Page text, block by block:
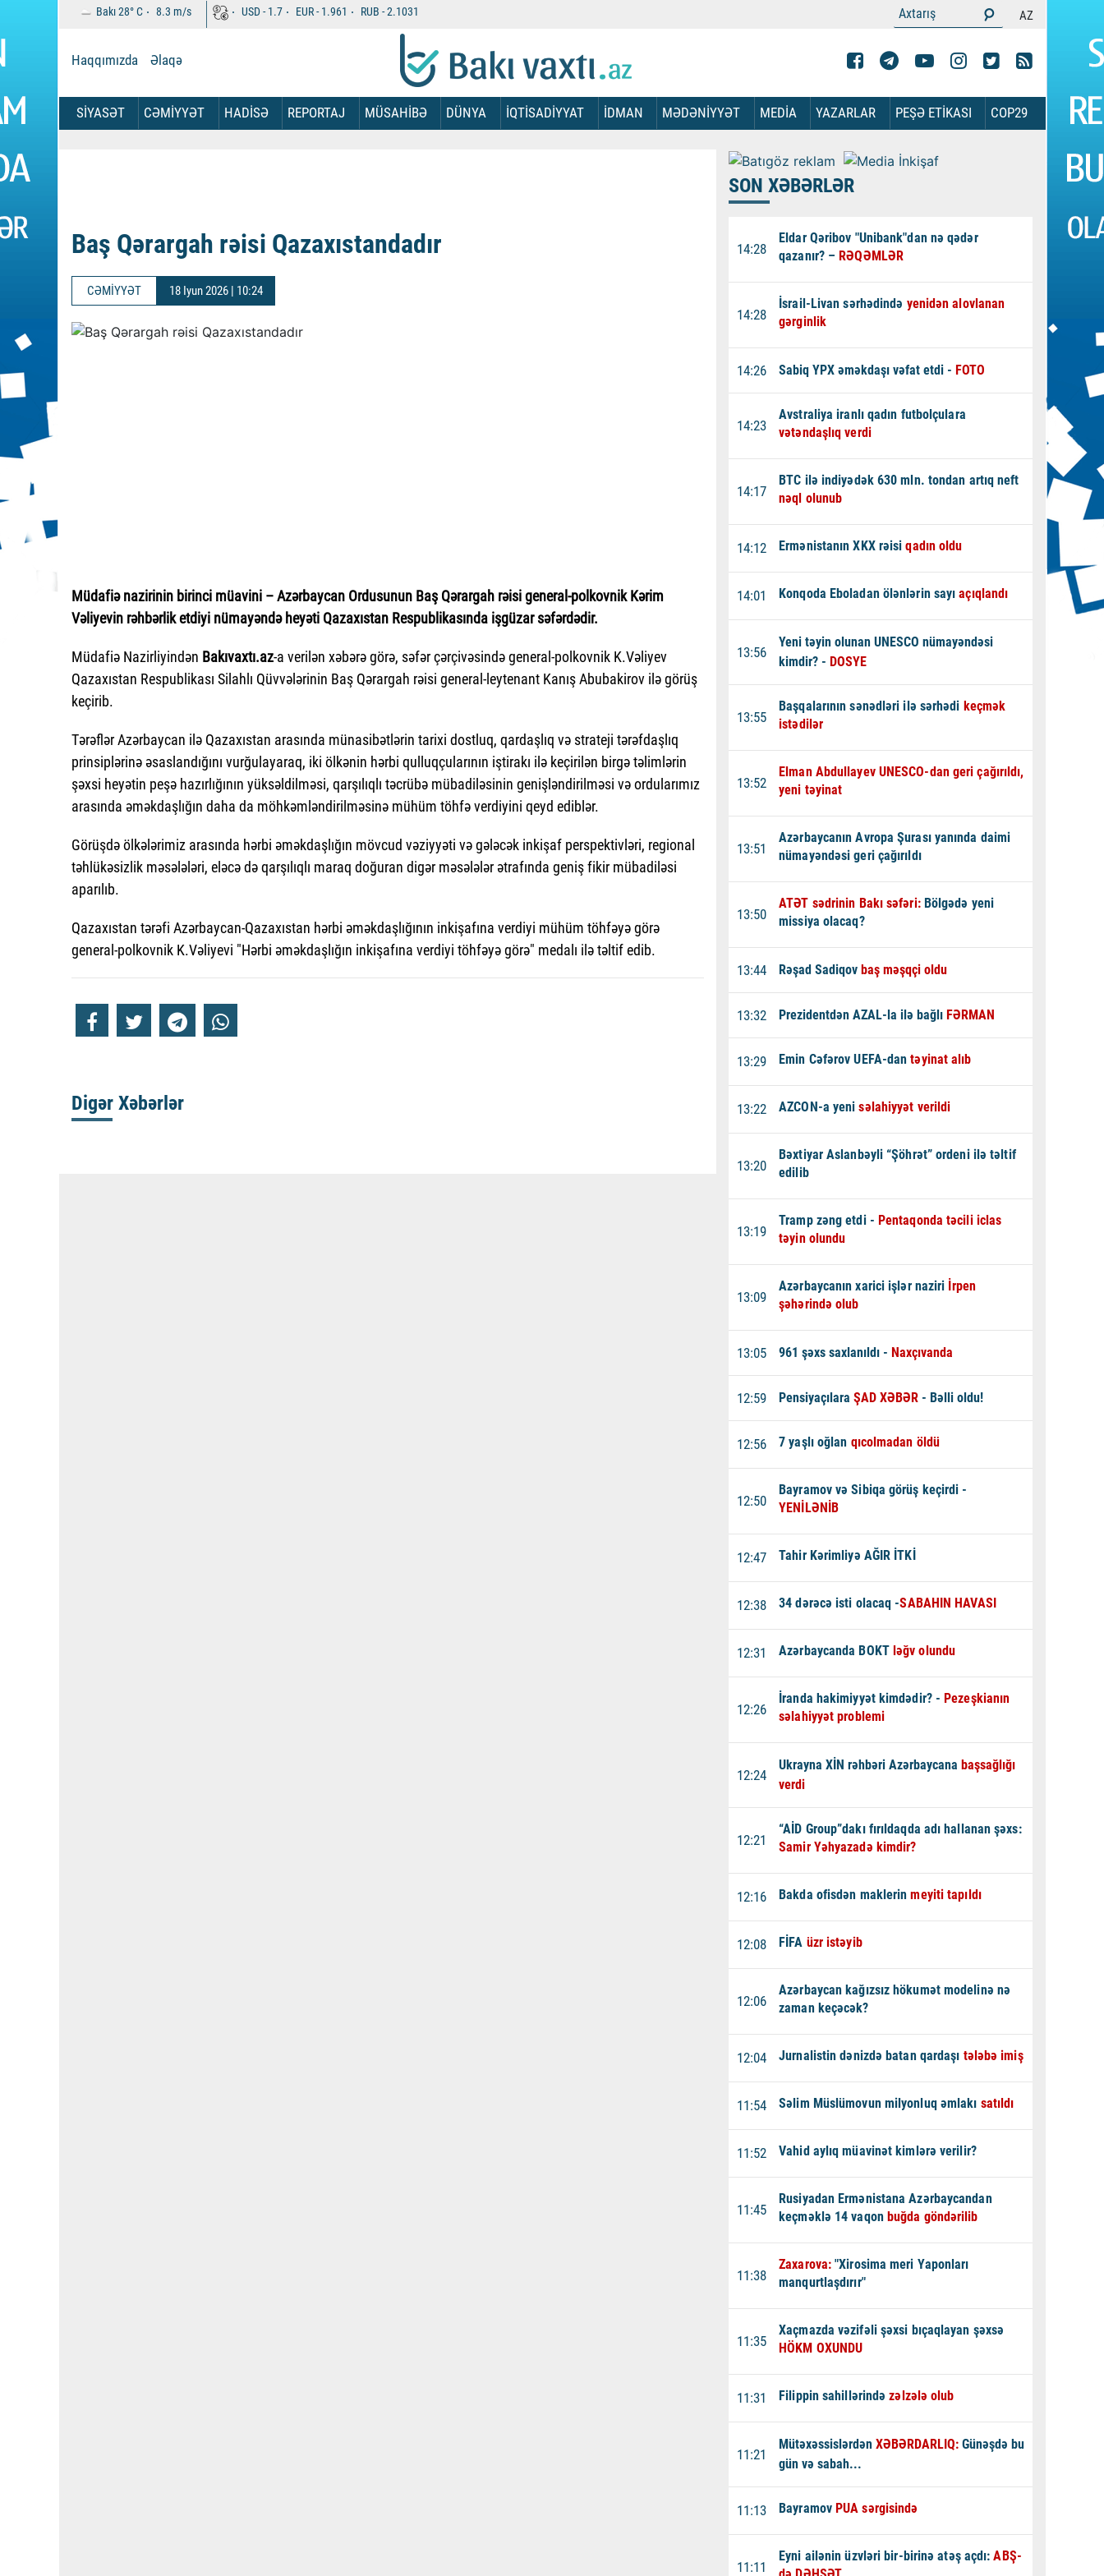
Bakı28°C 8.3 m/s USD -1.7 EUR -1.961 RUB -2.1031 AZ
Haqqımızda Əlaqə
SİYASƏT CƏMİYYƏT HADİSƏ REPORTAJ MÜSAHİBƏ DÜNYA İQTİSADİYYAT İDMAN MƏDƏNİYYƏT MEDİA YAZARLAR PEŞƏ ETİKASI COP29
Baş Qərargah rəisi Qazaxıstandadır
CƏMİYYƏT 18 Iyun 2026 | 10:24
Müdafiə nazirinin birinci müavini – Azərbaycan Ordusunun Baş Qərargah rəisi general-polkovnik Kərim
Vəliyevin rəhbərlik etdiyi nümayəndə heyəti Qazaxıstan Respublikasında işgüzar səfərdədir.
Müdafiə Nazirliyindən Bakıvaxtı.az-a verilən xəbərə görə, səfər çərçivəsində general-polkovnik K.Vəliyev
Qazaxıstan Respublikası Silahlı Qüvvələrinin Baş Qərargah rəisi general-leytenant Kanış Abubakirov ilə görüş
keçirib.
Tərəflər Azərbaycan ilə Qazaxıstan arasında münasibətlərin tarixi dostluq, qardaşlıq və strateji tərəfdaşlıq
prinsiplərinə əsaslandığını vurğulayaraq, iki ölkənin hərbi qulluqçularının iştirakı ilə keçirilən birgə təlimlərin
şəxsi heyətin peşə hazırlığının yüksəldilməsi, qarşılıqlı təcrübə mübadiləsinin genişləndirilməsi və ordularımız
arasında əməkdaşlığın daha da möhkəmləndirilməsinə mühüm töhfə verdiyini qeyd ediblər.
Görüşdə ölkələrimiz arasında hərbi əməkdaşlığın mövcud vəziyyəti və gələcək inkişaf perspektivləri, regional
təhlükəsizlik məsələləri, eləcə də qarşılıqlı maraq doğuran digər məsələlər ətrafında geniş fikir mübadiləsi
aparılıb.
Qazaxıstan tərəfi Azərbaycan-Qazaxıstan hərbi əməkdaşlığının inkişafına verdiyi mühüm töhfəyə görə
general-polkovnik K.Vəliyevi "Hərbi əməkdaşlığın inkişafına verdiyi töhfəyə görə" medalı ilə təltif edib.
Digər Xəbərlər
SON XƏBƏRLƏR
14:28
Eldar Qəribov "Unibank"dan nə qədər
qazanır? – RƏQƏMLƏR
14:28
İsrail-Livan sərhədində yenidən alovlanan
gərginlik
14:26 Sabiq YPX əməkdaşı vəfat etdi - FOTO
14:23
Avstraliya iranlı qadın futbolçulara
vətəndaşlıq verdi
14:17
BTC ilə indiyədək 630 mln. tondan artıq neft
nəql olunub
14:12 Ermənistanın XKX rəisiqadın oldu
14:01 Konqoda Eboladan ölənlərin sayıaçıqlandı
13:56
Yeni təyin olunan UNESCO nümayəndəsi
kimdir? - DOSYE
13:55
Başqalarının sənədləri ilə sərhədi keçmək
istədilər
13:52
Elman Abdullayev UNESCO-dan geri çağırıldı,
yeni təyinat
13:51
Azərbaycanın Avropa Şurası yanında daimi
nümayəndəsi geri çağırıldı
13:50
ATƏT sədrinin Bakı səfəri:Bölgədə yeni
missiya olacaq?
13:44 Rəşad Sadiqovbaş məşqçi oldu
13:32 Prezidentdən AZAL-la ilə bağlı FƏRMAN
13:29 Emin Cəfərov UEFA-dantəyinat alıb
13:22 AZCON-a yenisəlahiyyət verildi
13:20
Bəxtiyar Aslanbəyli “Şöhrət” ordeni ilə təltif
edilib
13:19
Tramp zəng etdi - Pentaqonda təcili iclas
təyin olundu
13:09
Azərbaycanın xarici işlər naziri İrpen
şəhərində olub
13:05 961 şəxs saxlanıldı - Naxçıvanda
12:59 PensiyaçılaraŞAD XƏBƏR - Bəlli oldu!
12:56 7 yaşlı oğlan qıcolmadan öldü
12:50
Bayramov və Sibiqa görüş keçirdi -
YENİLƏNİB
12:47 Tahir Kərimliyə AĞIR İTKİ
12:38 34 dərəcə isti olacaq -SABAHIN HAVASI
12:31 Azərbaycanda BOKTləğv olundu
12:26
İranda hakimiyyət kimdədir? - Pezeşkianın
səlahiyyət problemi
12:24
Ukrayna XİN rəhbəri Azərbaycanabaşsağlığı
verdi
12:21
“AİD Group”dakı fırıldaqda adı hallanan şəxs:
Samir Yəhyazadə kimdir?
12:16 Bakda ofisdən maklerinmeyiti tapıldı
12:08 FİFA üzr istəyib
12:06
Azərbaycan kağızsız hökumət modelinə nə
zaman keçəcək?
12:04 Jurnalistin dənizdə batan qardaşı tələbə imiş
11:54 Səlim Müslümovun milyonluq əmlakı satıldı
11:52 Vahid aylıq müavinət kimlərə verilir?
11:45
Rusiyadan Ermənistana Azərbaycandan
keçməklə 14 vaqon buğda göndərilib
11:38
Zaxarova: "Xirosima meri Yaponları
manqurtlaşdırır"
11:35
Xaçmazda vəzifəli şəxsi bıçaqlayan şəxsə
HÖKM OXUNDU
11:31 Filippin sahillərindəzəlzələ olub
11:21
MütəxəssislərdənXƏBƏRDARLIQ: Günəşdə bu
gün və sabah...
11:13 Bayramov PUA sərgisində
11:11
Eyni ailənin üzvləri bir-birinə atəş açdı:ABŞ-